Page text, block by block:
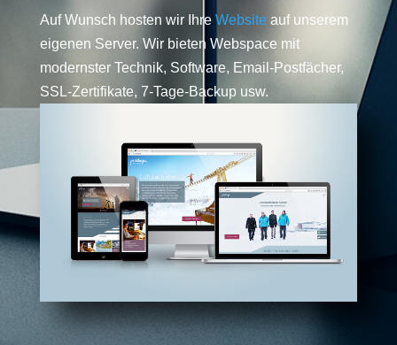
Auf Wunsch hosten wir Ihre Website auf unserem
eigenen Server. Wir bieten Webspace mit
modernster Technik, Software, Email-Postfächer,
SSL-Zertifikate, 7-Tage-Backup usw.